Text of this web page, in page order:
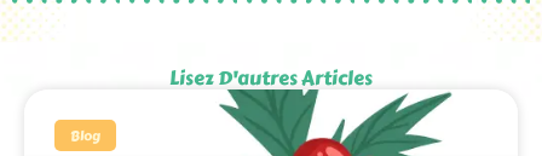
Lisez D'autres Articles
Blog